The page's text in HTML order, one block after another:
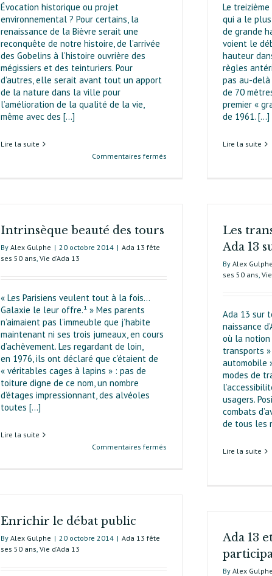
Évocation historique ou projet
environnemental ? Pour certains, la
renaissance de la Bièvre serait une
reconquête de notre histoire, de l’arrivée
des Gobelins à l’histoire ouvrière des
mégissiers et des teinturiers. Pour
d’autres, elle serait avant tout un apport
de la nature dans la ville pour
l’amélioration de la qualité de la vie,
même avec des [...]
Lire la suite
Commentaires fermés
Le
qui a le plus
de grande
voient le
hauteur
règles
pas au-delà
de 70
premier «
de 1961. [...]
Lire la suite
Intrinsèque beauté des tours
By Alex Gulphe | 20 octobre 2014 | Ada 13 fête
ses 50 ans Vie d’Ada 13
« Les Parisiens veulent tout à la fois…
Galaxie le leur offre.¹ » Mes parents
n’aimaient pas l’immeuble que j’habite
maintenant ni ses trois jumeaux, en cours
d’achèvement. Les regardant de loin,
en 1976, ils ont déclaré que c’étaient de
« véritables cages à lapins » : pas de
toiture digne de ce nom, un nombre
d’étages impressionnant, des alvéoles
toutes [...]
Lire la suite
Commentaires fermés
Les
Ada 13
By Alex Gulphe
ses 50 ans
Ada 13 sur
naissance
où la notion
transports
automobile
modes de
usagers.
combats
de tous les
Lire la suite
Enrichir le débat public
By Alex Gulphe | 20 octobre 2014 | Ada 13 fête
ses 50 ans Vie d’Ada 13
Ada 13
By Alex Gulphe